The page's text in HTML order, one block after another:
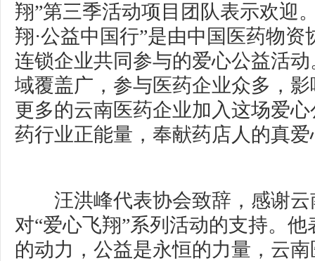
翔”第三季活动项目团队表示欢迎
翔·公益中国行”是由中国医药物
连锁企业共同参与的爱心公益活
域覆盖广，参与医药企业众多，
更多的云南医药企业加入这场爱
药行业正能量，奉献药店人的真爱
汪洪峰代表协会致辞，感谢云
对“爱心飞翔”系列活动的支持。
的动力，公益是永恒的力量，云